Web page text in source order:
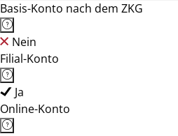
Basis-Konto nach dem ZKG
Nein
Filial-Konto
Ja
Online-Konto